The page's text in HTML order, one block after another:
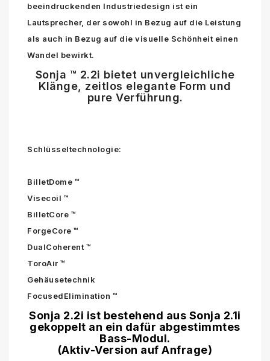
beeindruckenden Industriedesign ist ein
Lautsprecher, der sowohl in Bezug auf die Leistung
als auch in Bezug auf die visuelle Schönheit einen
Wandel bewirkt.
Sonja ™ 2.2i bietet unvergleichliche
Klänge, zeitlos elegante Form und
pure Verführung.
Schlüsseltechnologie:
BilletDome ™
Visecoil ™
BilletCore ™
ForgeCore ™
DualCoherent ™
ToroAir ™
Gehäusetechnik
FocusedElimination ™
Sonja 2.2i ist bestehend aus Sonja 2.1i
gekoppelt an ein dafür abgestimmtes
Bass-Modul.
(Aktiv-Version auf Anfrage)